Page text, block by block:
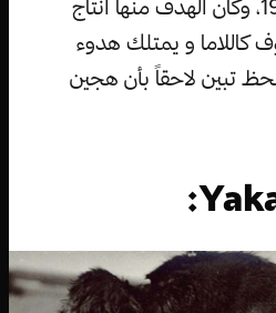
للتهجين بنجاح عام 1998، وكان الهدف منها انتاج
كاللاما و يمتلك هدوء
تبين لاحقاً بأن هجين